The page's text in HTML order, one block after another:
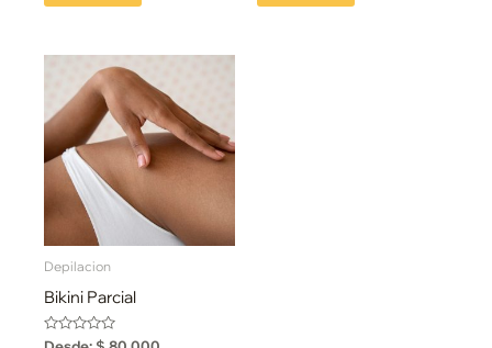
Depilacion
Bikini Parcial
Valorado